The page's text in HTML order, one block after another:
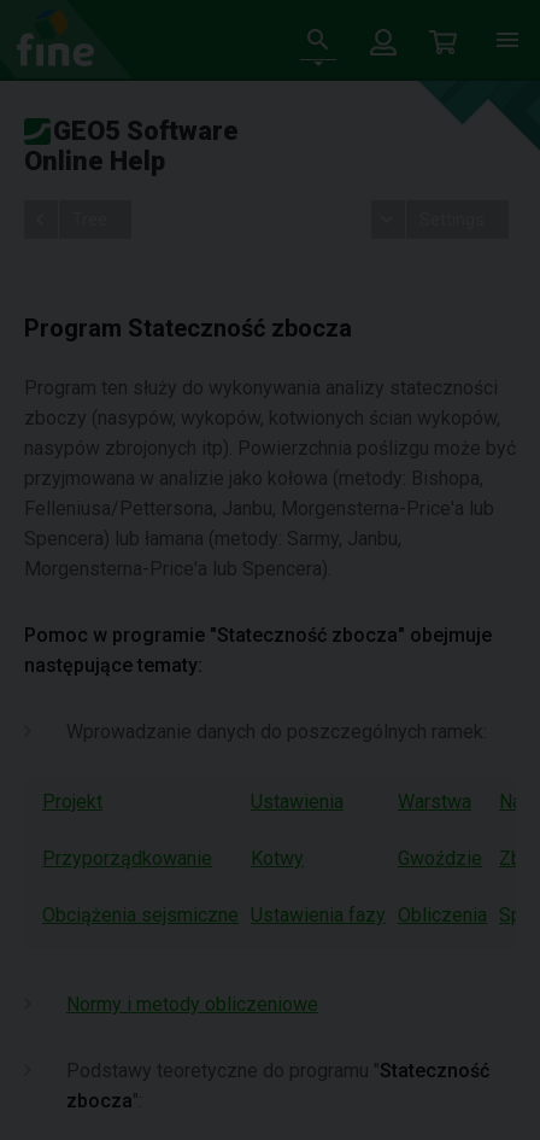
GEO5 Software
Online Help
Program Stateczność zbocza
Program ten służy do wykonywania analizy stateczności
zboczy (nasypów, wykopów, kotwionych ścian wykopów,
nasypów zbrojonych itp). Powierzchnia poślizgu może być
przyjmowana w analizie jako kołowa (metody: Bishopa,
Felleniusa/Pettersona, Janbu, Morgensterna-Price'a lub
Spencera) lub łamana (metody: Sarmy, Janbu,
Morgensterna-Price'a lub Spencera).
Pomoc w programie "Stateczność zbocza" obejmuje
następujące tematy:
Wprowadzanie danych do poszczególnych ramek:
Projekt Ustawienia Warstwa
Przyporządkowanie Kotwy Gwoździe
Obciążenia sejsmiczne Ustawienia fazy Obliczenia
Normy i metody obliczeniowe
Podstawy teoretyczne do programu "Stateczność
zbocza":